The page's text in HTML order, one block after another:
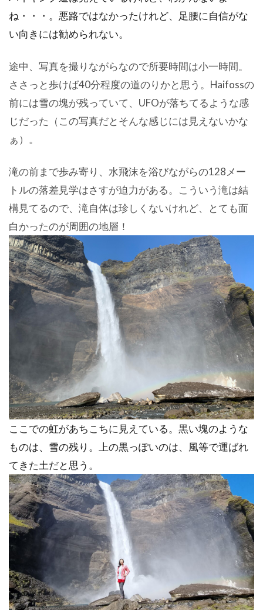
ね・・・。悪路ではなかったけれど、足腰に自信がな
い向きには勧められない。
途中、写真を撮りながらなので所要時間は小一時間。
ささっと歩けば40分程度の道のりかと思う。Haifossの
前には雪の塊が残っていて、UFOが落ちてるような感
じだった（この写真だとそんな感じには見えないかな
ぁ）。
滝の前まで歩み寄り、水飛沫を浴びながらの128メー
トルの落差見学はさすが迫力がある。こういう滝は結
構見てるので、滝自体は珍しくないけれど、とても面
白かったのが周囲の地層！
ここでの虹があちこちに見えている。黒い塊のような
ものは、雪の残り。上の黒っぽいのは、風等で運ばれ
てきた土だと思う。